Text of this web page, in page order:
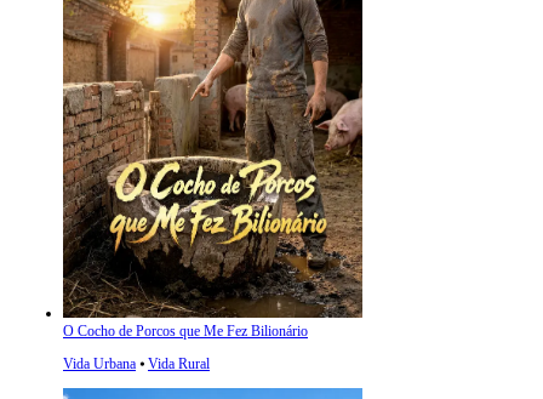
O Cocho de Porcos que Me Fez Bilionário
Vida Urbana ⦁ Vida Rural